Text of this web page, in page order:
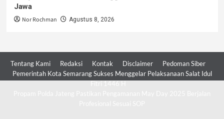
Jawa
Nor Rochman Agustus 8, 2026
Tentang Kami Redaksi Kontak Disclaimer
Pedoman Siber
Pemerintah Kota Semarang Sukses Menggelar Pelaksanaan Salat Idul